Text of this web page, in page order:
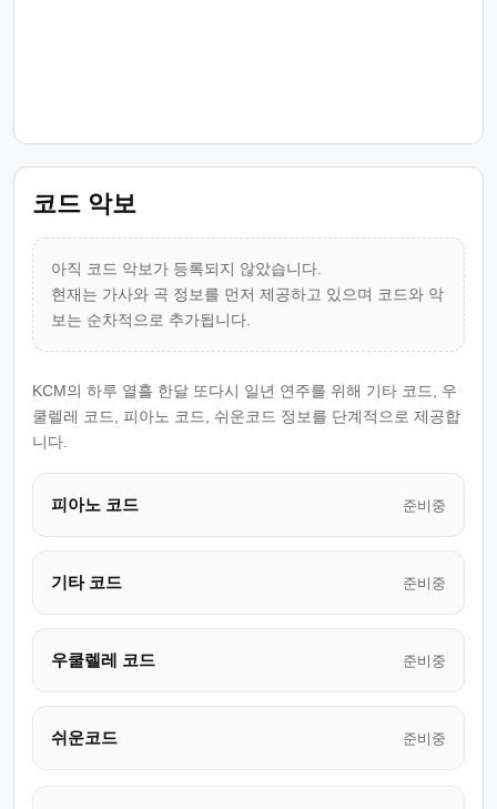
코드 악보
아직 코드 악보가 등록되지 않았습니다.
현재는 가사와 곡 정보를 먼저 제공하고 있으며 코드와 악
보는 순차적으로 추가됩니다.
KCM의 하루 열흘 한달 또다시 일년 연주를 위해 기타 코드, 우
쿨렐레 코드, 피아노 코드, 쉬운코드 정보를 단계적으로 제공합
니다.
피아노 코드 준비중
기타 코드 준비중
우쿨렐레 코드 준비중
쉬운코드 준비중